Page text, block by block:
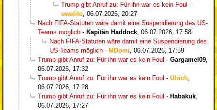
Trump gibt Anruf zu: Für ihn war es kein Foul -
uwelito 06.07.2026, 20:27
Nach FIFA-Statuten wäre damit eine Suspendierung des US-
Teams möglich - Kapitän Haddock 06.07.2026, 17:58
Nach FIFA-Statuten wäre damit eine Suspendierung des
US-Teams möglich - MDomi 06.07.2026, 17:59
Trump gibt Anruf zu: Für ihn war es kein Foul - Gargamel09
06.07.2026, 17:32
Trump gibt Anruf zu: Für ihn war es kein Foul - Ulrich
06.07.2026, 17:28
Trump gibt Anruf zu: Für ihn war es kein Foul - Habakuk
06.07.2026, 17:27